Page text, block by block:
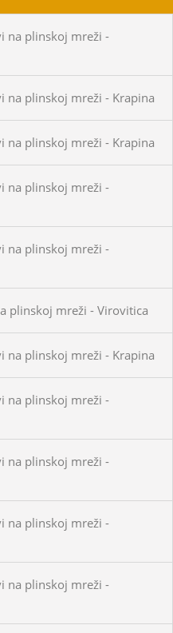
na plinskoj mreži -
na plinskoj mreži - Krapina
na plinskoj mreži - Krapina
na plinskoj mreži -
na plinskoj mreži -
plinskoj mreži - Virovitica
na plinskoj mreži - Krapina
na plinskoj mreži -
na plinskoj mreži -
na plinskoj mreži -
na plinskoj mreži -